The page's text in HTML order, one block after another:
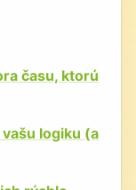
času, ktorú
logiku (a